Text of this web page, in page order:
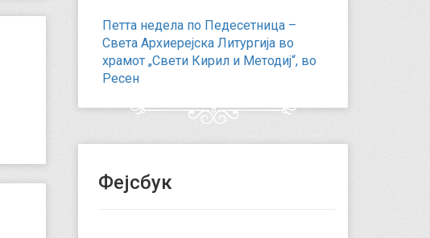
Петта недела по Педесетница –
Света Архиерејска Литургија во
храмот „Свети Кирил и Методиј“, во
Ресен
Фејсбук